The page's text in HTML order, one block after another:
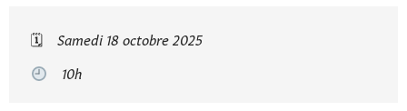
🗓
Samedi 18 octobre 2025
10h